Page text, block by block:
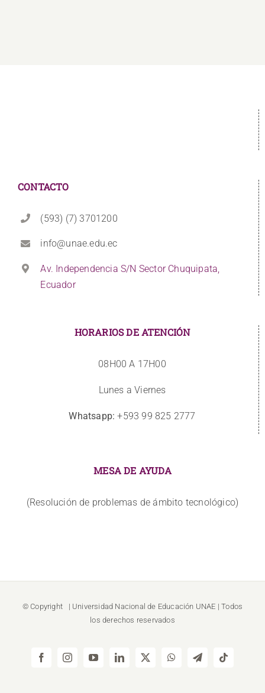
CONTACTO
(593) (7) 3701200
info@unae.edu.ec
Av. Independencia S/N Sector Chuquipata,
Ecuador
HORARIOS DE ATENCIÓN
08H00 A 17H00
Lunes a Viernes
Whatsapp: +593 99 825 2777
MESA DE AYUDA
(Resolución de problemas de ámbito tecnológico)
© Copyright | Universidad Nacional de Educación UNAE | Todos
los derechos reservados
FacebookInstagramYouTubeLinkedIn
X WhatsAppTelegramTiktok